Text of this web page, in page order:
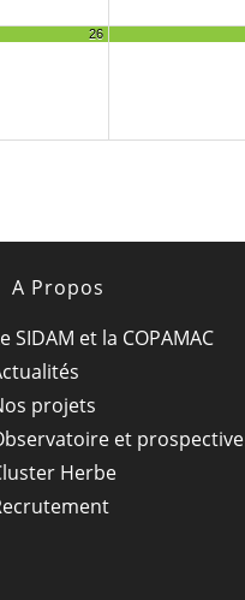
26
A Propos
SIDAM et la COPAMAC
projets
et prospective
Herbe